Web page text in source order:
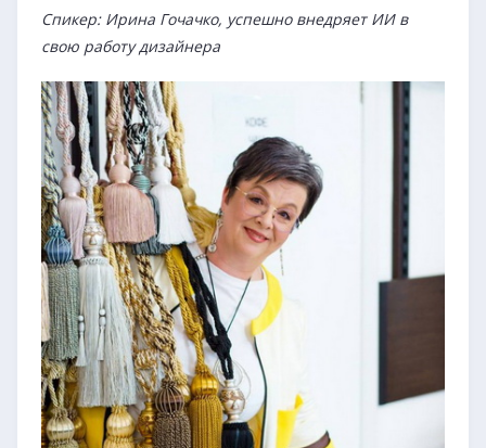
Спикер: Ирина Гочачко, успешно внедряет ИИ в
свою работу дизайнера